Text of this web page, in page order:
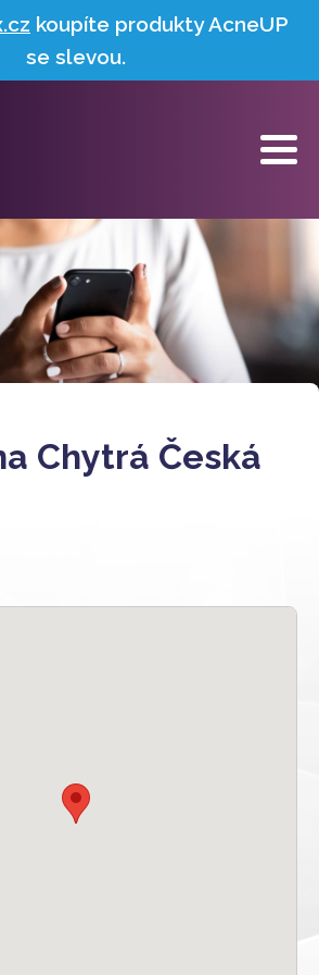
koupíte produkty AcneUP
se slevou.
Chytrá Česká